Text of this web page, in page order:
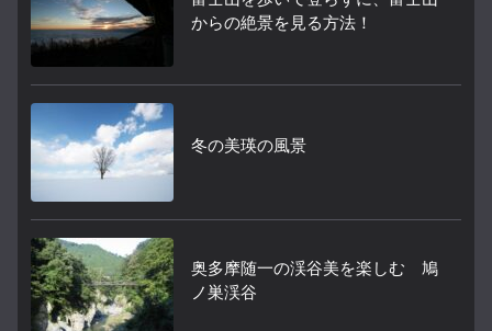
からの絶景を見る方法！
冬の美瑛の風景
奥多摩随一の渓谷美を楽しむ 鳩
ノ巣渓谷